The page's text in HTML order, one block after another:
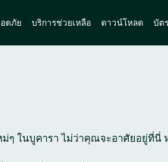
ดภัย บริการช่วยเหลือ ดาวน์โหลด บัต
ๆ ในบูคารา ไม่ว่าคุณจะอาศัยอยู่ที่